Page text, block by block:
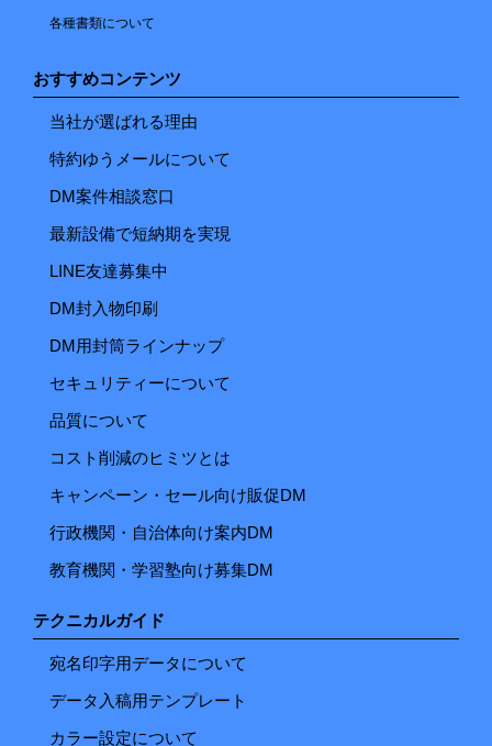
各種書類について
おすすめコンテンツ
当社が選ばれる理由
特約ゆうメールについて
DM案件相談窓口
最新設備で短納期を実現
LINE友達募集中
DM封入物印刷
DM用封筒ラインナップ
セキュリティーについて
品質について
コスト削減のヒミツとは
キャンペーン・セール向け販促DM
行政機関・自治体向け案内DM
教育機関・学習塾向け募集DM
テクニカルガイド
宛名印字用データについて
データ入稿用テンプレート
カラー設定について